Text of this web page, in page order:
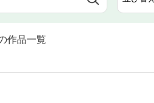
作品一覧